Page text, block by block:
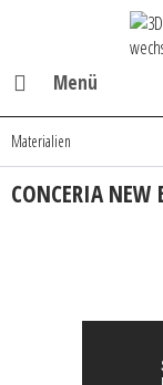
Menü
Materialien
CONCERIA